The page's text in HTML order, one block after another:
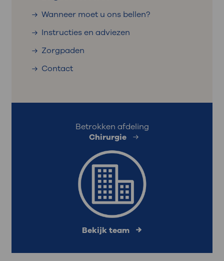
Wanneer moet u ons bellen?
Instructies en adviezen
Zorgpaden
Contact
Betrokken afdeling
Chirurgie
Bekijk team